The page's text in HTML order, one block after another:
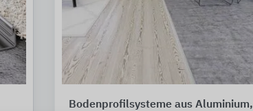
Bodenprofilsysteme aus Aluminium,